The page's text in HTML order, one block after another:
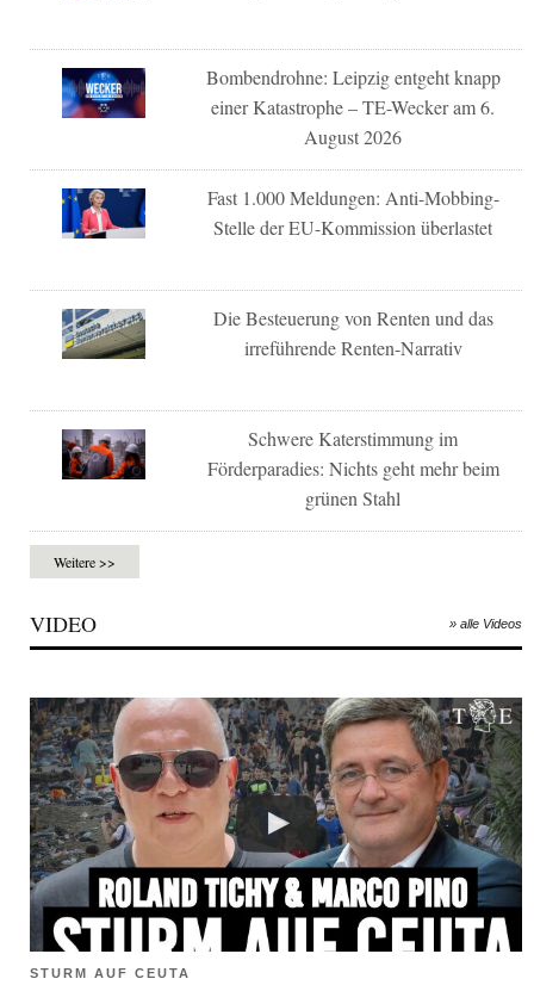
Bombendrohne: Leipzig entgeht knapp
einer Katastrophe – TE-Wecker am 6.
August 2026
Fast 1.000 Meldungen: Anti-Mobbing-
Stelle der EU-Kommission überlastet
Die Besteuerung von Renten und das
irreführende Renten-Narrativ
Schwere Katerstimmung im
Förderparadies: Nichts geht mehr beim
grünen Stahl
Weitere >>
VIDEO » alle Videos
STURM AUF CEUTA